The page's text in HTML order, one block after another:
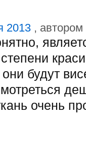
2013 , автором
будут
очень